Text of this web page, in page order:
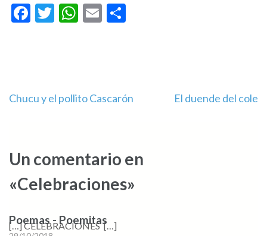
Facebook
Twitter
WhatsApp
Email
Navegación
entradas
Chucu y el pollito Cascarón El duende del cole
Un comentario en
«Celebraciones»
Poemas - Poemitas
[…] CELEBRACIONES […]